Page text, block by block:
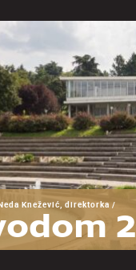
Knežević, direktorka /